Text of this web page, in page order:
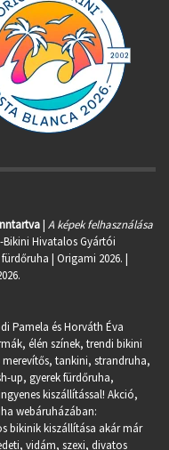
| A képek felhasználása
Hivatalos Gyártói
| Origami 2026. |
Pamela és Horváth Éva
élén színek, trendi bikini
tankini, strandruha,
up, gyerek fürdőruha,
kiszállítással! Akció,
webáruházában:
bikinik kiszállítása akár már
vidám, szexi, divatos